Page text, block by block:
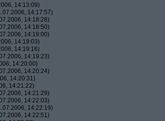
14:13:09)
14:17:57)
14:18:28)
14:18:50)
14:19:00)
14:19:03)
14:19:16)
14:19:23)
14:20:00)
14:20:24)
14:20:31)
14:21:22)
14:21:29)
14:22:03)
14:22:19)
14:22:51)